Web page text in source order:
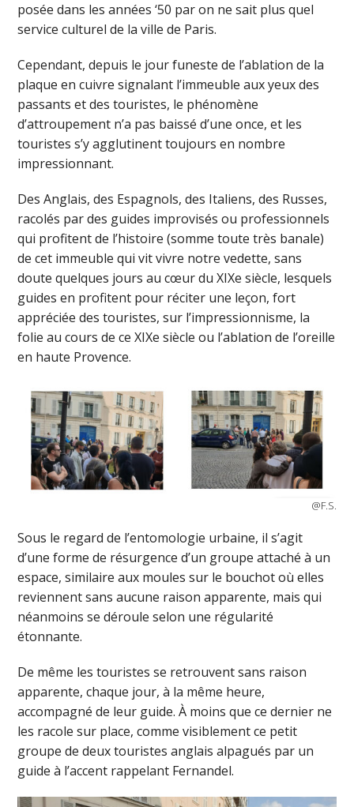
posée dans les années ‘50 par on ne sait plus quel
service culturel de la ville de Paris.
Cependant, depuis le jour funeste de l’ablation de la
plaque en cuivre signalant l’immeuble aux yeux des
passants et des touristes, le phénomène
d’attroupement n’a pas baissé d’une once, et les
touristes s’y agglutinent toujours en nombre
impressionnant.
Des Anglais, des Espagnols, des Italiens, des Russes,
racolés par des guides improvisés ou professionnels
qui profitent de l’histoire (somme toute très banale)
de cet immeuble qui vit vivre notre vedette, sans
doute quelques jours au cœur du XIXe siècle, lesquels
guides en profitent pour réciter une leçon, fort
appréciée des touristes, sur l’impressionnisme, la
folie au cours de ce XIXe siècle ou l’ablation de l’oreille
en haute Provence.
@F.S.
Sous le regard de l’entomologie urbaine, il s’agit
d’une forme de résurgence d’un groupe attaché à un
espace, similaire aux moules sur le bouchot où elles
reviennent sans aucune raison apparente, mais qui
néanmoins se déroule selon une régularité
étonnante.
De même les touristes se retrouvent sans raison
apparente, chaque jour, à la même heure,
accompagné de leur guide. À moins que ce dernier ne
les racole sur place, comme visiblement ce petit
groupe de deux touristes anglais alpagués par un
guide à l’accent rappelant Fernandel.